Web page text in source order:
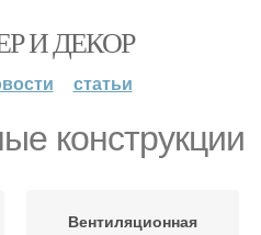
И ДЕКОР
статьи
конструкции
Вентиляционная